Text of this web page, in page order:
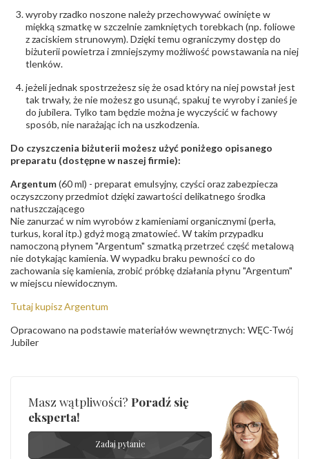
Producent
odpowiedzialny:
WĘC-Twój Jubiler S.C. Artur Węc, Małgorzata
Suchan, ul. Kurczaba 3, 30-868 Kraków; NIP:
679-25-92-107; sklep@wec.com.pl
Bezpieczeństwo
- rodzaj
ostrzeżenia:
Nie nadaje się dla dzieci w wieku poniżej 3 lat
,Elementy w wyrobie wykonane z białego złota
wyroby rzadko noszone należy przechowywać owinięte w
miękką szmatkę w szczelnie zamkniętych torebkach (np. foliowe
z zaciskiem strunowym). Dzięki temu ograniczymy dostęp do
biżuterii powietrza i zmniejszymy możliwość powstawania na niej
tlenków.
jeżeli jednak spostrzeżesz się że osad który na niej powstał jest
tak trwały, że nie możesz go usunąć, spakuj te wyroby i zanieś je
do jubilera. Tylko tam będzie można je wyczyścić w fachowy
sposób, nie narażając ich na uszkodzenia.
Do czyszczenia biżuterii możesz użyć poniżego opisanego
preparatu (dostępne w naszej firmie):
Argentum(60 ml) - preparat emulsyjny, czyści oraz zabezpiecza
oczyszczony przedmiot dzięki zawartości delikatnego środka
natłuszczającego
Nie zanurzać w nim wyrobów z kamieniami organicznymi (perła,
turkus, koral itp.) gdyż mogą zmatowieć. W takim przypadku
namoczoną płynem "Argentum" szmatką przetrzeć część metalową
nie dotykając kamienia. W wypadku braku pewności co do
zachowania się kamienia, zrobić próbkę działania płynu "Argentum"
w miejscu niewidocznym.
Tutaj kupisz Argentum
Opracowano na podstawie materiałów wewnętrznych: WĘC-Twój
Jubiler
Masz wątpliwości? Poradź się
eksperta!
Zadaj pytanie